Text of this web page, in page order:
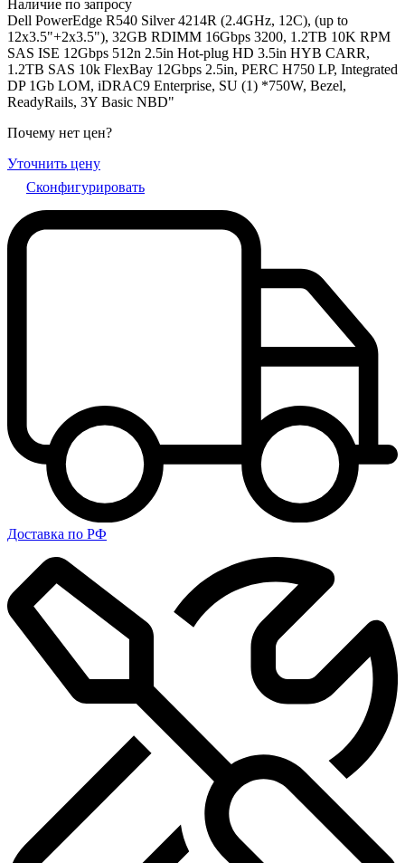
Наличие по запросу
Dell PowerEdge R540 Silver 4214R (2.4GHz, 12C), (up to
12x3.5"+2x3.5"), 32GB RDIMM 16Gbps 3200, 1.2TB 10K RPM
SAS ISE 12Gbps 512n 2.5in Hot-plug HD 3.5in HYB CARR,
1.2TB SAS 10k FlexBay 12Gbps 2.5in, PERC H750 LP, Integrated
DP 1Gb LOM, iDRAC9 Enterprise, SU (1) *750W, Bezel,
ReadyRails, 3Y Basic NBD"
Почему нет цен?
Уточнить цену
Сконфигурировать
Доставка по РФ